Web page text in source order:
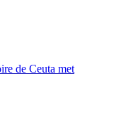
de Ceuta met